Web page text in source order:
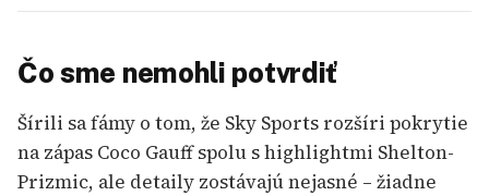
Čo sme nemohli potvrdiť
Šírili sa fámy o tom, že Sky Sports rozšíri pokrytie
na zápas Coco Gauff spolu s highlightmi Shelton-
Prizmic, ale detaily zostávajú nejasné – žiadne